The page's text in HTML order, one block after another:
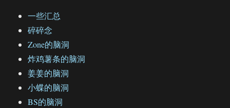
一些汇总
碎碎念
Zone的脑洞
炸鸡薯条的脑洞
姜姜的脑洞
小蝶的脑洞
BS的脑洞